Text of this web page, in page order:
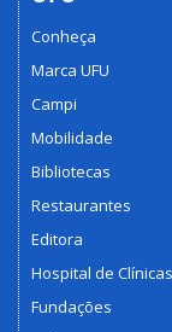
Conheça
Marca UFU
Campi
Mobilidade
Bibliotecas
Restaurantes
Editora
Hospital de Clínicas
Fundações